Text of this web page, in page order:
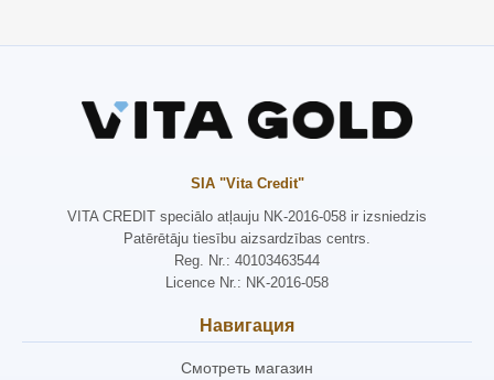
SIA "Vita Credit"
VITA CREDIT speciālo atļauju NK-2016-058 ir izsniedzis
Patērētāju tiesību aizsardzības centrs.
Reg. Nr.: 40103463544
Licence Nr.: NK-2016-058
Навигация
Смотреть магазин